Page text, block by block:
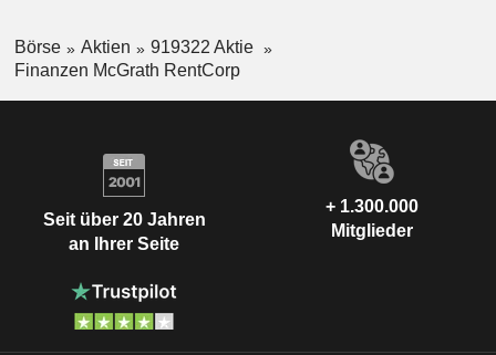
Börse Aktien
919322 Aktie
Finanzen McGrath RentCorp
Seit über 20 Jahren
an Ihrer Seite
+ 1.300.000
Mitglieder